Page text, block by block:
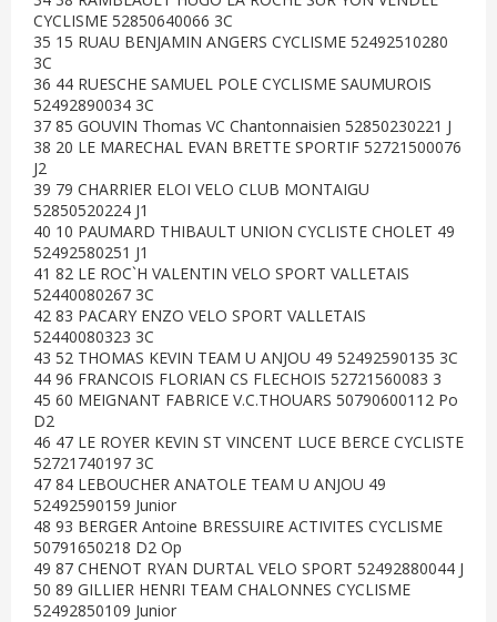
CYCLISME 52850640066 3C
35 15 RUAU BENJAMIN ANGERS CYCLISME 52492510280
3C
36 44 RUESCHE SAMUEL POLE CYCLISME SAUMUROIS
52492890034 3C
37 85 GOUVIN Thomas VC Chantonnaisien 52850230221 J
38 20 LE MARECHAL EVAN BRETTE SPORTIF 52721500076
J2
39 79 CHARRIER ELOI VELO CLUB MONTAIGU
52850520224 J1
40 10 PAUMARD THIBAULT UNION CYCLISTE CHOLET 49
52492580251 J1
41 82 LE ROC`H VALENTIN VELO SPORT VALLETAIS
52440080267 3C
42 83 PACARY ENZO VELO SPORT VALLETAIS
52440080323 3C
43 52 THOMAS KEVIN TEAM U ANJOU 49 52492590135 3C
44 96 FRANCOIS FLORIAN CS FLECHOIS 52721560083 3
45 60 MEIGNANT FABRICE V.C.THOUARS 50790600112 Po
D2
46 47 LE ROYER KEVIN ST VINCENT LUCE BERCE CYCLISTE
52721740197 3C
47 84 LEBOUCHER ANATOLE TEAM U ANJOU 49
52492590159 Junior
48 93 BERGER Antoine BRESSUIRE ACTIVITES CYCLISME
50791650218 D2 Op
49 87 CHENOT RYAN DURTAL VELO SPORT 52492880044 J
50 89 GILLIER HENRI TEAM CHALONNES CYCLISME
52492850109 Junior